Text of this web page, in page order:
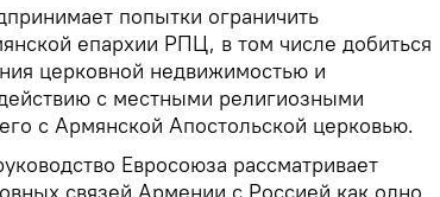
попытки ограничить
епархии РПЦ, в том числе добиться
церковной недвижимостью и
с местными религиозными
с Армянской Апостольской церковью.
Евросоюза рассматривает
связей Армении с Россией как одно